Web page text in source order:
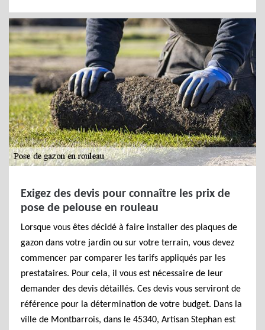
Exigez des devis pour connaître les prix de
pose de pelouse en rouleau
Lorsque vous êtes décidé à faire installer des plaques de
gazon dans votre jardin ou sur votre terrain, vous devez
commencer par comparer les tarifs appliqués par les
prestataires. Pour cela, il vous est nécessaire de leur
demander des devis détaillés. Ces devis vous serviront de
référence pour la détermination de votre budget. Dans la
ville de Montbarrois, dans le 45340, Artisan Stephan est